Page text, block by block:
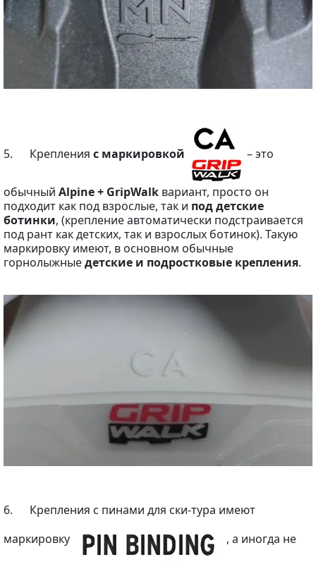
5. Крепления с маркировкой – это
обычный Alpine + GripWalk вариант, просто он
подходит как под взрослые, так и под детские
ботинки, (крепление автоматически подстраивается
под рант как детских, так и взрослых ботинок). Такую
маркировку имеют, в основном обычные
горнолыжныедетские и подростковые крепления.
6. Крепления с пинами для ски-тура имеют
маркировку
, а иногда не